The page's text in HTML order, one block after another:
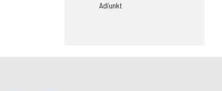
Adiunkt